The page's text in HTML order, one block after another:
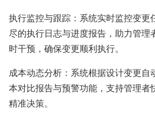
执行监控与跟踪：系统实时监控变更
尽的执行日志与进度报告，助力管理
时干预，确保变更顺利执行。
成本动态分析：系统根据设计变更自
本对比报告与预警功能，支持管理者
精准决策。